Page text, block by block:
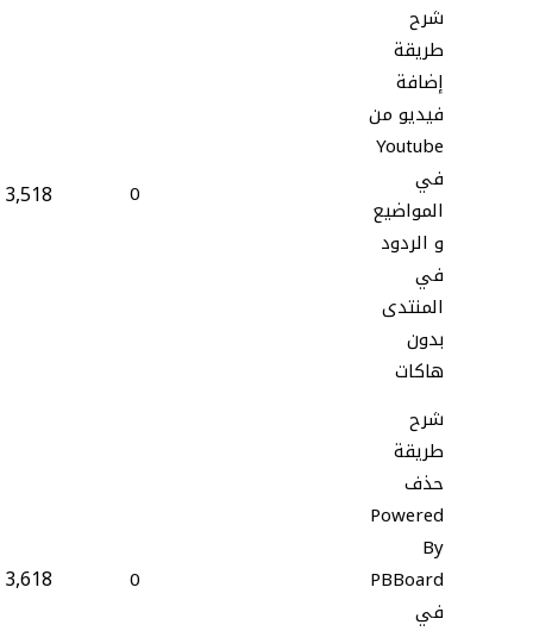
شرح
طريقة
إضافة
فيديو من
Youtube
في
المواضيع
و الردود
في
المنتدى
بدون
هاكات
0
3,518
شرح
طريقة
حذف
Powered
By
PBBoard
في
0
3,618